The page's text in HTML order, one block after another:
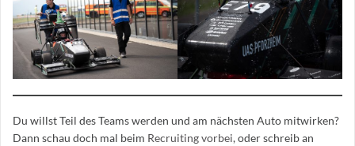
Du willst Teil des Teams werden und am nächsten Auto mitwirken?
Dann schau doch mal beim Recruiting vorbei, oder schreib an